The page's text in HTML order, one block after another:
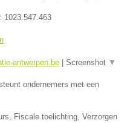
1023.547.463
antwerpen.be Screenshot ▼
ondernemers met een
Fiscale toelichting, Verzorgen